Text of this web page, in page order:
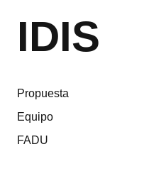
IDIS
Propuesta
Equipo
FADU